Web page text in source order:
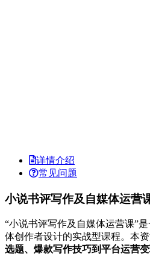
详情介绍
常见问题
小说书评写作及自媒体运营
“小说书评写作及自媒体运营课”
体创作者设计的实战型课程。本
选题、爆款写作技巧到平台运营